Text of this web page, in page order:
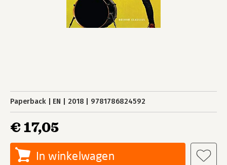
Paperback EN 2018 9781786824592
€ 17,05
In winkelwagen